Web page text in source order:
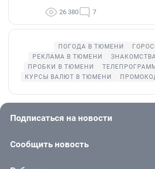
26 380 7
ПОГОДА В ТЮМЕНИ
РЕКЛАМА В ТЮМЕНИ
ПРОБКИ В ТЮМЕНИ
КУРСЫ ВАЛЮТ В ТЮМЕНИ
Подписаться на новости
Сообщить новость